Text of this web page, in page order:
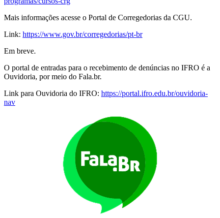
Mais informações acesse o Portal de Corregedorias da CGU.
Link: https://www.gov.br/corregedorias/pt-br
Em breve.
O portal de entradas para o recebimento de denúncias no IFRO é a
Ouvidoria, por meio do Fala.br.
Link para Ouvidoria do IFRO: https://portal.ifro.edu.br/ouvidoria-
nav